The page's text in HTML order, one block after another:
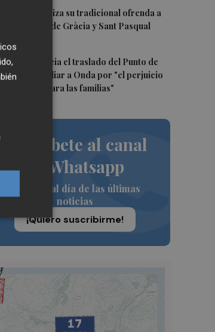
Villarreal realiza su tradicional ofrenda a
Mare de Déu de Gràcia y Sant Pasqual
real denuncia el traslado del Punto de
Familiar a Onda por "el perjuicio
supondrá para las familias"
Suscríbete al canal
de Whatsapp
Siempre al día de las últimas
noticias
¡Quiero suscribirme!